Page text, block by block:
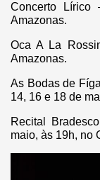
Concerto
Amazonas.
Oca A La
Amazonas.
As Bodas de
14, 16 e 18 de
Recital
maio, às 19h, no